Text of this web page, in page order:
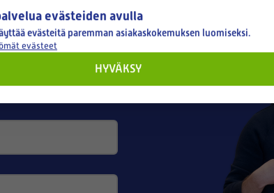
evästeiden avulla
evästeitä paremman asiakaskokemuksen luomiseksi.
evästeet
HYVÄKSY